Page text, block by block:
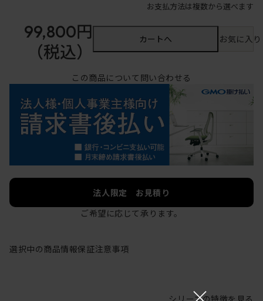
お支払方法は複数から選べます
99,800円
（税込）
カートへ お気に入
この商品について問い合わせる
法人限定 お見積り
ご希望に応じて承ります。
選択中の商品情報保証注意事項